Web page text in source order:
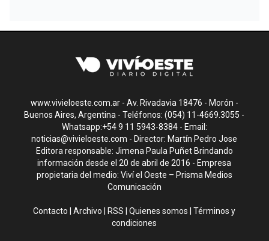
www.vivieloeste.com.ar - Av. Rivadavia 18476 - Morón -
Buenos Aires, Argentina - Teléfonos: (054) 11-4669.3055 -
Whatsapp:+54 9 11 5943-8384 - Email:
noticias@vivieloeste.com - Director: Martín Pedro Jose
Editora responsable: Jimena Paula Puñet Brindando
información desde el 20 de abril de 2016 - Empresa
propietaria del medio: Viví el Oeste – Prisma Medios
Comunicación
Contacto |Archivo RSS |Quienes somos |Términos y
condiciones